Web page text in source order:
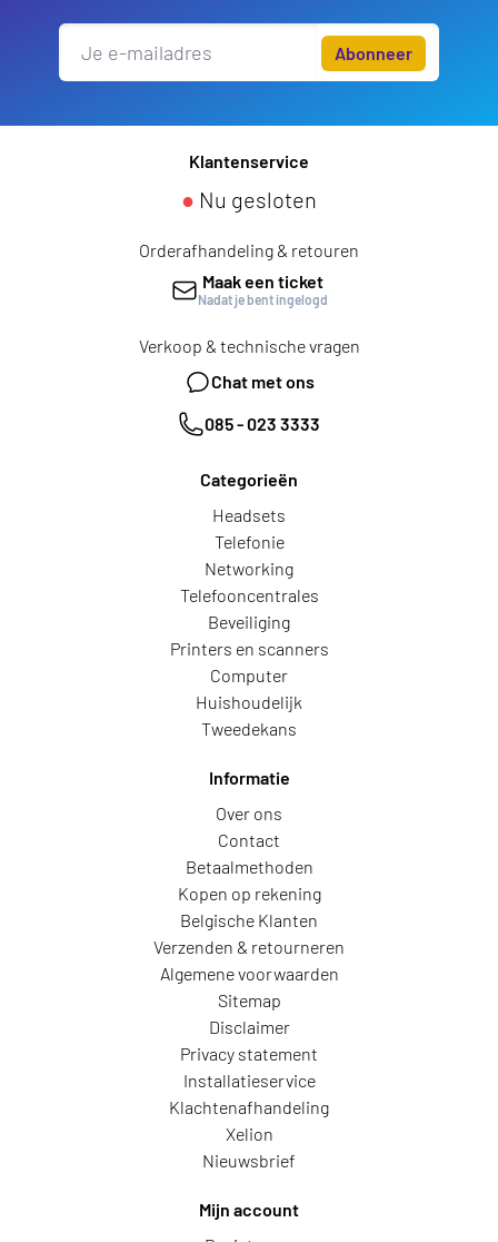
Abonneer
Klantenservice
● Nu gesloten
Orderafhandeling & retouren
Maak een ticket
Nadat je bent ingelogd
Verkoop & technische vragen
Chat met ons
085 - 023 3333
Categorieën
Headsets
Telefonie
Networking
Telefooncentrales
Beveiliging
Printers en scanners
Computer
Huishoudelijk
Tweedekans
Informatie
Over ons
Contact
Betaalmethoden
Kopen op rekening
Belgische Klanten
Verzenden & retourneren
Algemene voorwaarden
Sitemap
Disclaimer
Privacy statement
Installatieservice
Klachtenafhandeling
Xelion
Nieuwsbrief
Mijn account